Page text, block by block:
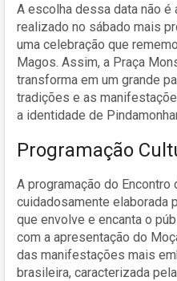
A escolha dessa data não
realizado no sábado mais
uma celebração que
Magos. Assim, a Praça
transforma em um grande
tradições e as
a identidade de
Programação
A programação do
cuidadosamente elaborada
que envolve e encanta o
com a apresentação do
das manifestações mais
brasileira, caracterizada